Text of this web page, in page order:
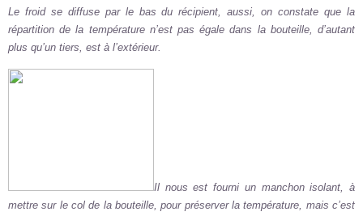
Le froid se diffuse par le bas du récipient, aussi, on constate que la
répartition de la température n’est pas égale dans la bouteille, d’autant
plus qu’un tiers, est à l’extérieur.
Il nous est fourni un manchon isolant, à
mettre sur le col de la bouteille, pour préserver la température, mais c’est